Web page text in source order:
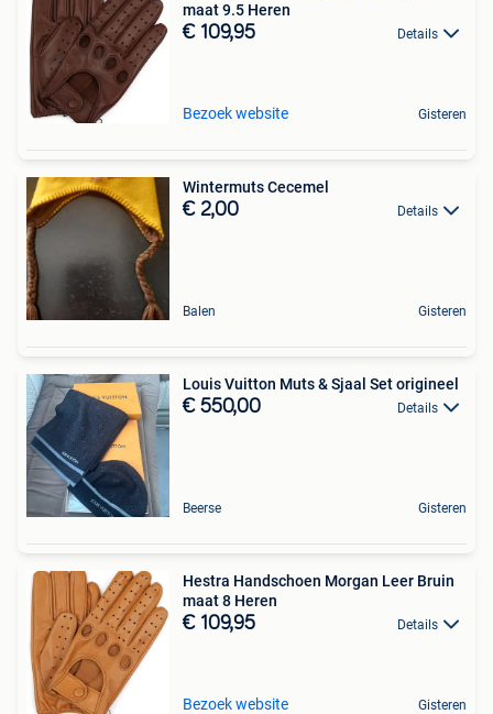
maat 9.5 Heren
€ 109,95 Details
Bezoek website Gisteren
Wintermuts Cecemel
€ 2,00 Details
Balen Gisteren
Louis Vuitton Muts & Sjaal Set origineel
€ 550,00 Details
Beerse Gisteren
Hestra Handschoen Morgan Leer Bruin
maat 8 Heren
€ 109,95 Details
Bezoek website Gisteren